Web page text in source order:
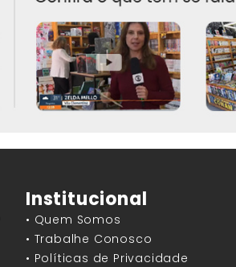
Institucional
• Quem Somos
• Trabalhe Conosco
• Políticas de Privacidade